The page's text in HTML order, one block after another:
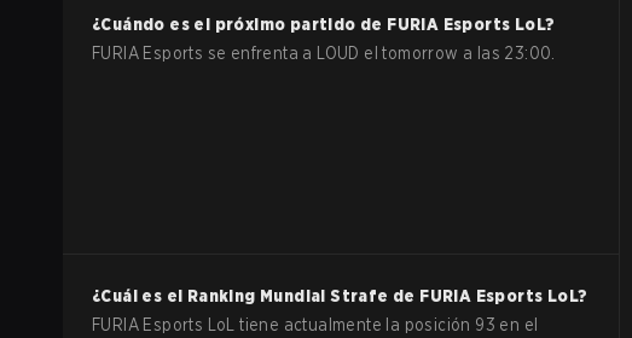
¿Cuándo es el próximo partido de FURIA Esports LoL?
FURIA Esports se enfrenta a LOUD el tomorrow a las 23:00.
¿Cuál es el Ranking Mundial Strafe de FURIA Esports LoL?
FURIA Esports LoL tiene actualmente la posición 93 en el